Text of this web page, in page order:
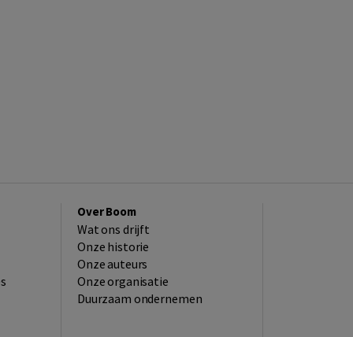
Over Boom
Wat ons drijft
Onze historie
Onze auteurs
Onze organisatie
Duurzaam ondernemen